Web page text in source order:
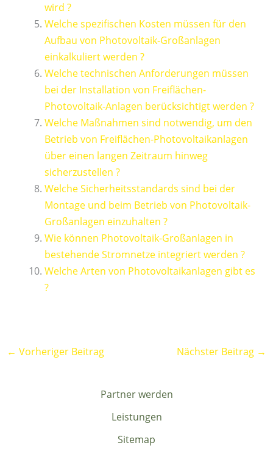
wird ?
Welche spezifischen Kosten müssen für den
Aufbau von Photovoltaik-Großanlagen
einkalkuliert werden ?
Welche technischen Anforderungen müssen
bei der Installation von Freiflächen-
Photovoltaik-Anlagen berücksichtigt werden ?
Welche Maßnahmen sind notwendig, um den
Betrieb von Freiflächen-Photovoltaikanlagen
über einen langen Zeitraum hinweg
sicherzustellen ?
Welche Sicherheitsstandards sind bei der
Montage und beim Betrieb von Photovoltaik-
Großanlagen einzuhalten ?
Wie können Photovoltaik-Großanlagen in
bestehende Stromnetze integriert werden ?
Welche Arten von Photovoltaikanlagen gibt es
?
← Vorheriger Beitrag Nächster Beitrag →
Partner werden
Leistungen
Sitemap